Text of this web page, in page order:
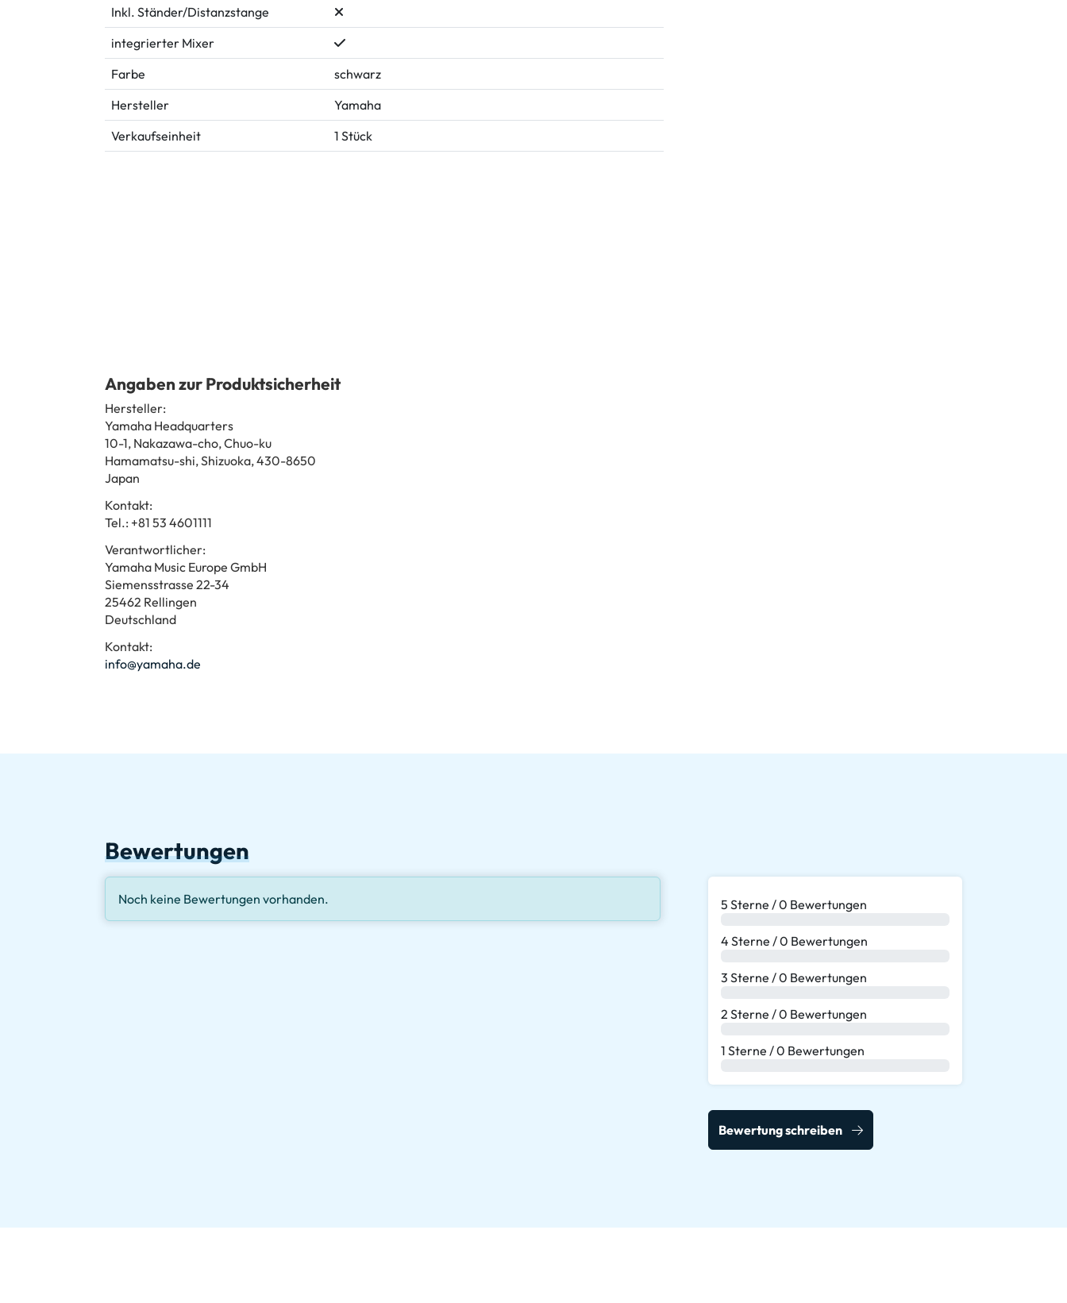
Inkl. Ständer/Distanzstange
integrierter Mixer
Farbe
schwarz
Hersteller
Yamaha
Verkaufseinheit
1 Stück
Angaben zur Produktsicherheit
Hersteller:
Yamaha Headquarters
10-1, Nakazawa-cho, Chuo-ku
Hamamatsu-shi, Shizuoka, 430-8650
Japan
Kontakt:
Tel.: +81 53 4601111
Verantwortlicher:
Yamaha Music Europe GmbH
Siemensstrasse 22-34
25462 Rellingen
Deutschland
Kontakt:
info@yamaha.de
Bewertungen
5 Sterne / 0 Bewertungen
4 Sterne / 0 Bewertungen
3 Sterne / 0 Bewertungen
2 Sterne / 0 Bewertungen
1 Sterne / 0 Bewertungen
Bewertung schreiben
Noch keine Bewertungen vorhanden.